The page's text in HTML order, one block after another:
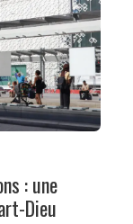
: une
Dieu